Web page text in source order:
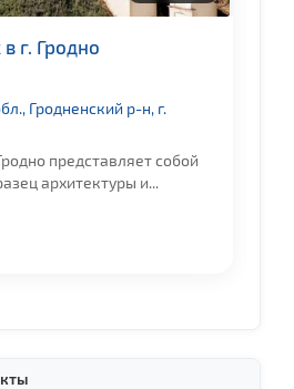
г. Гродно
Гродненский р-н, г.
представляет собой
архитектуры и...